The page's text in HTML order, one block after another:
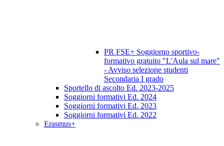
PR FSE+ Soggiorno sportivo-
formativo gratuito "L'Aula sul mare"
- Avviso selezione studenti
Secondaria I grado
Sportello di ascolto Ed. 2023-2025
Soggiorni formativi Ed. 2024
Soggiorni formativi Ed. 2023
Soggiorni formativi Ed. 2022
Erasmus+